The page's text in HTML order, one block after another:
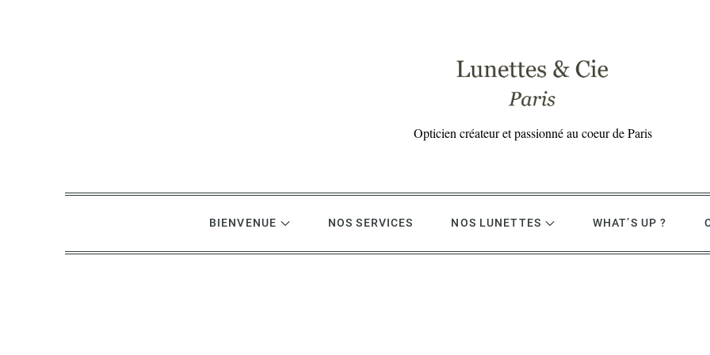
Opticien créateur et passionné au coeur de Paris
BIENVENUE NOS SERVICES NOS LUNETTES WHAT’S UP ?